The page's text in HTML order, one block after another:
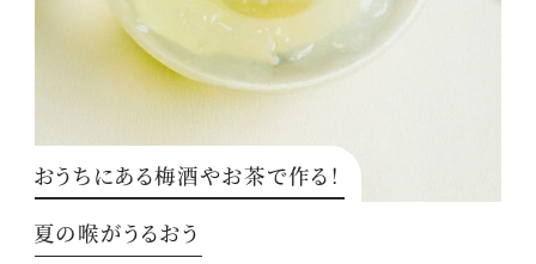
おうちにある梅酒やお茶で作る！
夏の喉がうるおう